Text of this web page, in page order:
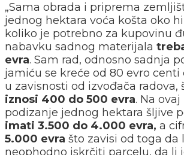
„Sama obrada i priprema
jednog hektara voća košta oko
koliko je potrebno za kupovinu
nabavku sadnog materijala
evra. Sam rad, odnosno sadnja
jamiću se kreće od 80 evro centi
u zavisnosti od izvođača radova,
iznosi 400 do 500 evra. Na
podizanje jednog hektara šljive
imati 3.500 do 4.000 evra, a
5.000 evra što zavisi od toga da
neophodno iskrčiti parcelu, da li